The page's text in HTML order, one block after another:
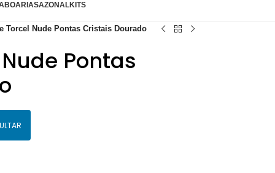
SAZONALKITS
Torcel Nude Pontas Cristais Dourado
Pontas